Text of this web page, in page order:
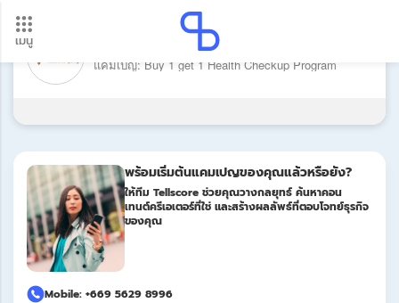
เมนู
อัปเดตใหม่ ต้องดู! รอบโอนเงินปี 2569 เช็กวันเงินเข้าได้ที่นี่
Update
แบรนด์: โรงพยาบาลบำรุงราษฎร์
แคมเปญ: Buy 1 get 1 Health Checkup Program
พร้อมเริ่มต้นแคมเปญของคุณแล้วหรือยัง?
ให้ทีม Tellscore ช่วยคุณวางกลยุทธ์ ค้นหาคอน
เทนต์ครีเอเตอร์ที่ใช่ และสร้างผลลัพธ์ที่ตอบโจทย์ธุรกิจ
ของคุณ
Mobile: +669 5629 8996